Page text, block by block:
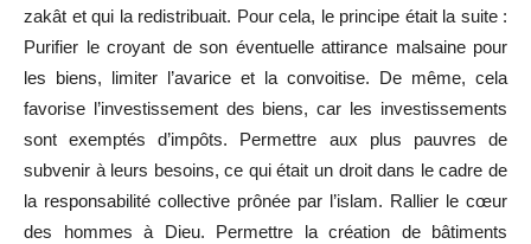
zakât et qui la redistribuait. Pour cela, le principe était la suite :
Purifier le croyant de son éventuelle attirance malsaine pour
les biens, limiter l’avarice et la convoitise. De même, cela
favorise l’investissement des biens, car les investissements
sont exemptés d’impôts. Permettre aux plus pauvres de
subvenir à leurs besoins, ce qui était un droit dans le cadre de
la responsabilité collective prônée par l’islam. Rallier le cœur
des hommes à Dieu. Permettre la création de bâtiments